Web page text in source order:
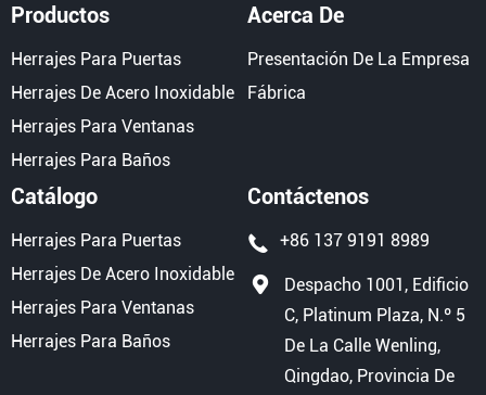
Productos
Herrajes Para Puertas
Herrajes De Acero Inoxidable
Herrajes Para Ventanas
Herrajes Para Baños
Acerca De
Presentación De La Empresa
Fábrica
Catálogo
Herrajes Para Puertas
Herrajes De Acero Inoxidable
Herrajes Para Ventanas
Herrajes Para Baños
Contáctenos
+86 137 9191 8989
Despacho 1001, Edificio
C, Platinum Plaza, N.º 5
De La Calle Wenling,
Qingdao, Provincia De